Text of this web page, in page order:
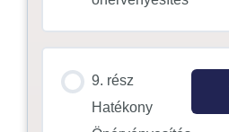
9. rész
Hatékony